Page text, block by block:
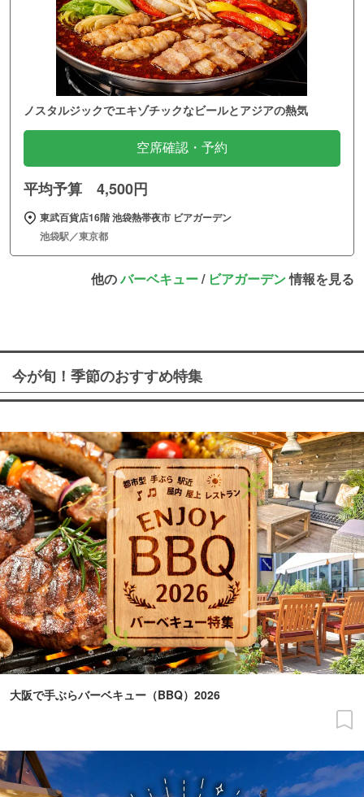
ノスタルジックでエキゾチックなビールとアジアの熱気
空席確認・予約
平均予算 4,500円
東武百貨店16階 池袋熱帯夜市 ビアガーデン
池袋駅／東京都
他のバーベキュー/ ビアガーデン情報を見る
今が旬！季節のおすすめ特集
大阪で手ぶらバーベキュー（BBQ）2026